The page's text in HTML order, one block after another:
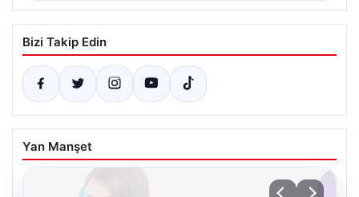
Bizi Takip Edin
Yan Manşet